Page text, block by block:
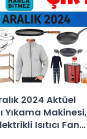
2024 Aktüel
Yıkama Makinesi,
Isıtıcı Fan